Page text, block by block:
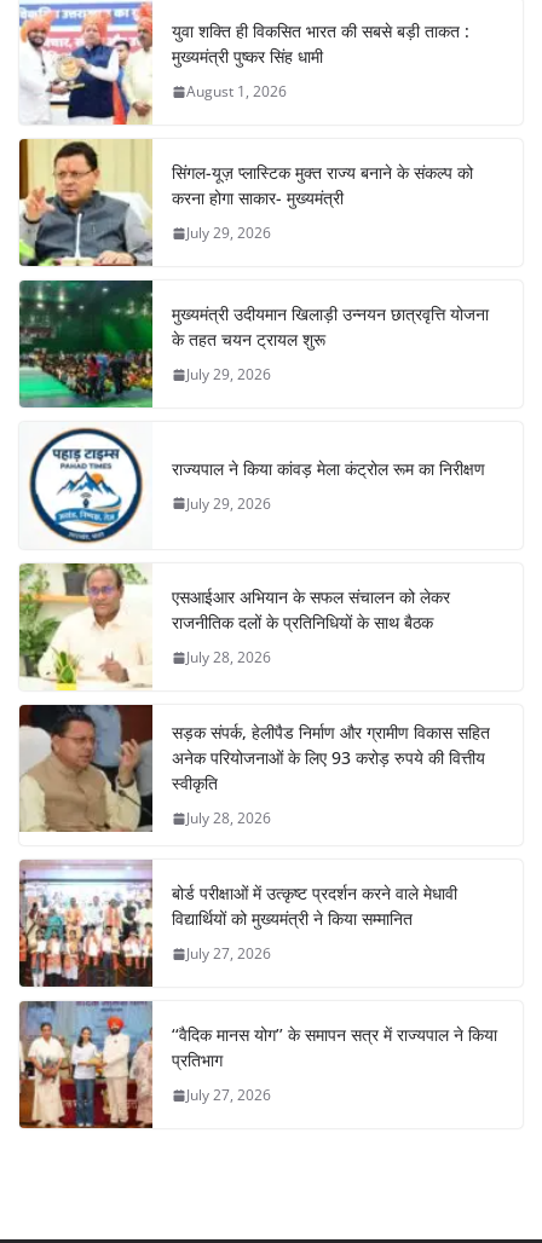
युवा शक्ति ही विकसित भारत की सबसे बड़ी ताकत :
मुख्यमंत्री पुष्कर सिंह धामी
August 1, 2026
सिंगल-यूज़ प्लास्टिक मुक्त राज्य बनाने के संकल्प को
करना होगा साकार- मुख्यमंत्री
July 29, 2026
मुख्यमंत्री उदीयमान खिलाड़ी उन्नयन छात्रवृत्ति योजना
के तहत चयन ट्रायल शुरू
July 29, 2026
राज्यपाल ने किया कांवड़ मेला कंट्रोल रूम का निरीक्षण
July 29, 2026
एसआईआर अभियान के सफल संचालन को लेकर
राजनीतिक दलों के प्रतिनिधियों के साथ बैठक
July 28, 2026
सड़क संपर्क, हेलीपैड निर्माण और ग्रामीण विकास सहित
अनेक परियोजनाओं के लिए 93 करोड़ रुपये की वित्तीय
स्वीकृति
July 28, 2026
बोर्ड परीक्षाओं में उत्कृष्ट प्रदर्शन करने वाले मेधावी
विद्यार्थियों को मुख्यमंत्री ने किया सम्मानित
July 27, 2026
‘‘वैदिक मानस योग’’ के समापन सत्र में राज्यपाल ने किया
प्रतिभाग
July 27, 2026